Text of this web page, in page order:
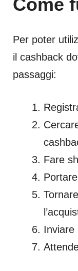
Come
Per poter
il cashback
passaggi:
Fare
Inviare